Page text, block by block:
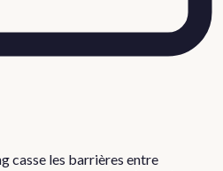
casse les barrières entre